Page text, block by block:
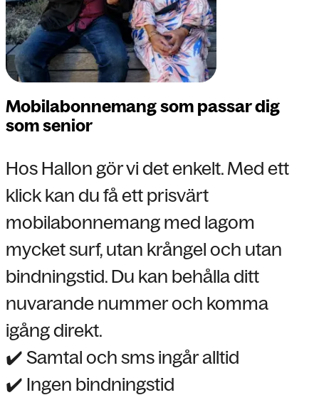
Mobilabonnemang som passar dig
som senior
Hos Hallon gör vi det enkelt. Med ett
klick kan du få ett prisvärt
mobilabonnemang med lagom
mycket surf, utan krångel och utan
bindningstid. Du kan behålla ditt
nuvarande nummer och komma
igång direkt.
✔️ Samtal och sms ingår alltid
✔️ Ingen bindningstid